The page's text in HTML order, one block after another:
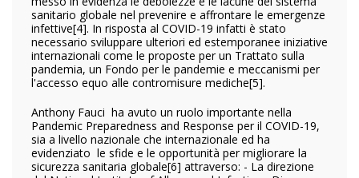
sanitario globale nel prevenire e affrontare le emergenze
infettive[4]. In risposta al COVID-19 infatti è stato
necessario sviluppare ulteriori ed estemporanee iniziative
internazionali come le proposte per un Trattato sulla
pandemia, un Fondo per le pandemie e meccanismi per
l'accesso equo alle contromisure mediche[5].
Anthony Fauci ha avuto un ruolo importante nella
Pandemic Preparedness and Response per il COVID-19,
sia a livello nazionale che internazionale ed ha
evidenziato le sfide e le opportunità per migliorare la
sicurezza sanitaria globale[6] attraverso: - La direzione